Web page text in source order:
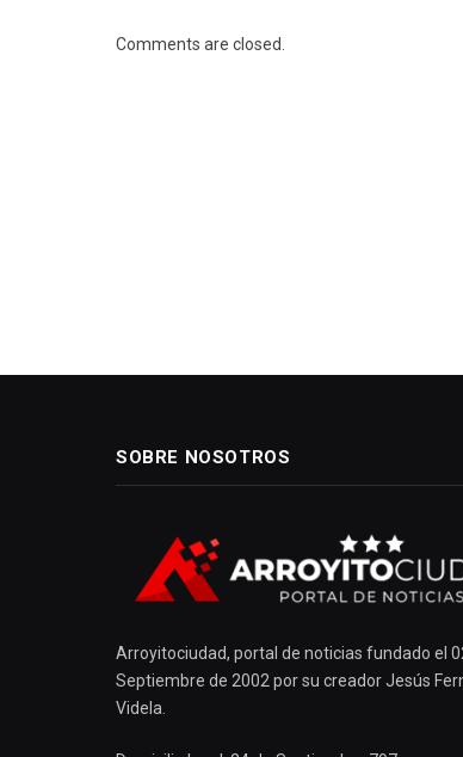
Comments are closed.
SOBRE NOSOTROS
Arroyitociudad, portal de noticias fundado el
Septiembre de 2002 por su creador Jesús
Videla.